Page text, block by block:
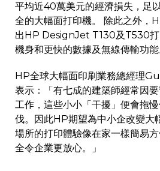
平均近40萬美元的經濟損失，足
全的大幅面打印機。 除此之外，
出HP DesignJet T130及T530打
機身和更快的數據及無線傳輸功能
HP全球大幅面印刷業務總經理
表示：「有七成的建築師經常因
工作，這些小小「干擾」便會拖
伐。因此HP期望為中小企改變大
場所的打印體驗像在家一樣簡易
全令企業更放心。」